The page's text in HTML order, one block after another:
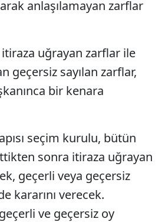
anlaşılamayan zarflar
uğrayan zarflar ile
geçersiz sayılan zarflar,
bir kenara
seçim kurulu, bütün
sonra itiraza uğrayan
geçerli veya geçersiz
kararını verecek.
ve geçersiz oy